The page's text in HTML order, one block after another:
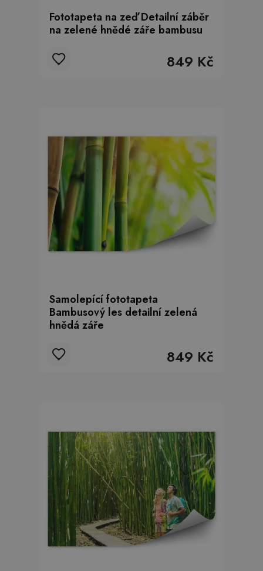
Fototapeta na zeď Detailní záběr
na zelené hnědé záře bambusu
849 Kč
Samolepící fototapeta
Bambusový les detailní zelená
hnědá záře
849 Kč